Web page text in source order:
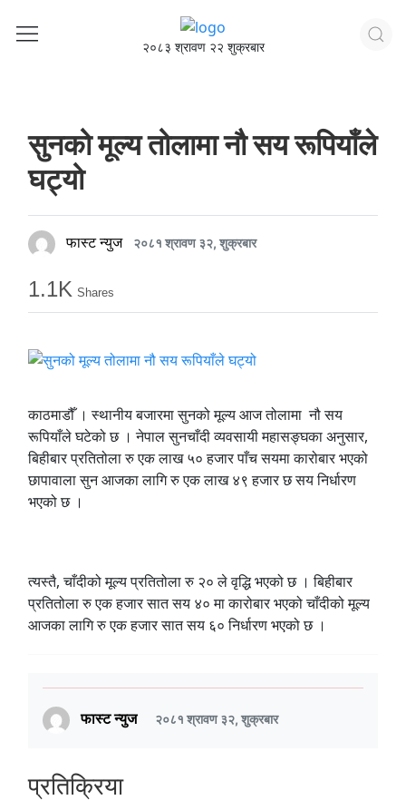
२०८३ श्रावण २२ शुक्रबार
सुनको मूल्य तोलामा नौ सय रूपियाँले
घट्यो
फास्ट न्युज २०८१ श्रावण ३२, शुक्रबार
1.1K Shares
काठमाडौँ । स्थानीय बजारमा सुनको मूल्य आज तोलामा नौ सय
रूपियाँले घटेको छ । नेपाल सुनचाँदी व्यवसायी महासङ्घका अनुसार,
बिहीबार प्रतितोला रु एक लाख ५० हजार पाँच सयमा कारोबार भएको
छापावाला सुन आजका लागि रु एक लाख ४९ हजार छ सय निर्धारण
भएको छ ।
त्यस्तै, चाँदीको मूल्य प्रतितोला रु २० ले वृद्धि भएको छ । बिहीबार
प्रतितोला रु एक हजार सात सय ४० मा कारोबार भएको चाँदीको मूल्य
आजका लागि रु एक हजार सात सय ६० निर्धारण भएको छ ।
फास्ट न्युज २०८१ श्रावण ३२, शुक्रबार
प्रतिक्रिया